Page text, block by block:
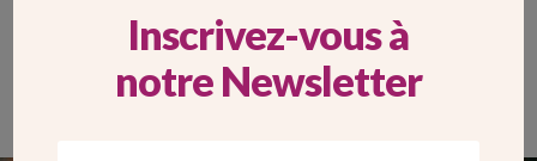
Inscrivez-vous à
notre Newsletter